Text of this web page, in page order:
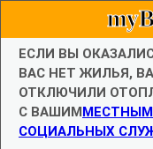
ЕСЛИ ВЫ
ВАС НЕТ ЖИЛЬЯ,
ОТКЛЮЧИЛИ
С ВАШИММЕСТНЫМ
СОЦИАЛЬНЫХ